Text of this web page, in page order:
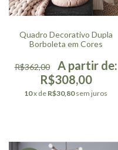
Quadro Decorativo Dupla
Borboleta em Cores
R$362,00
R$308,00
10x de R$30,80 sem juros